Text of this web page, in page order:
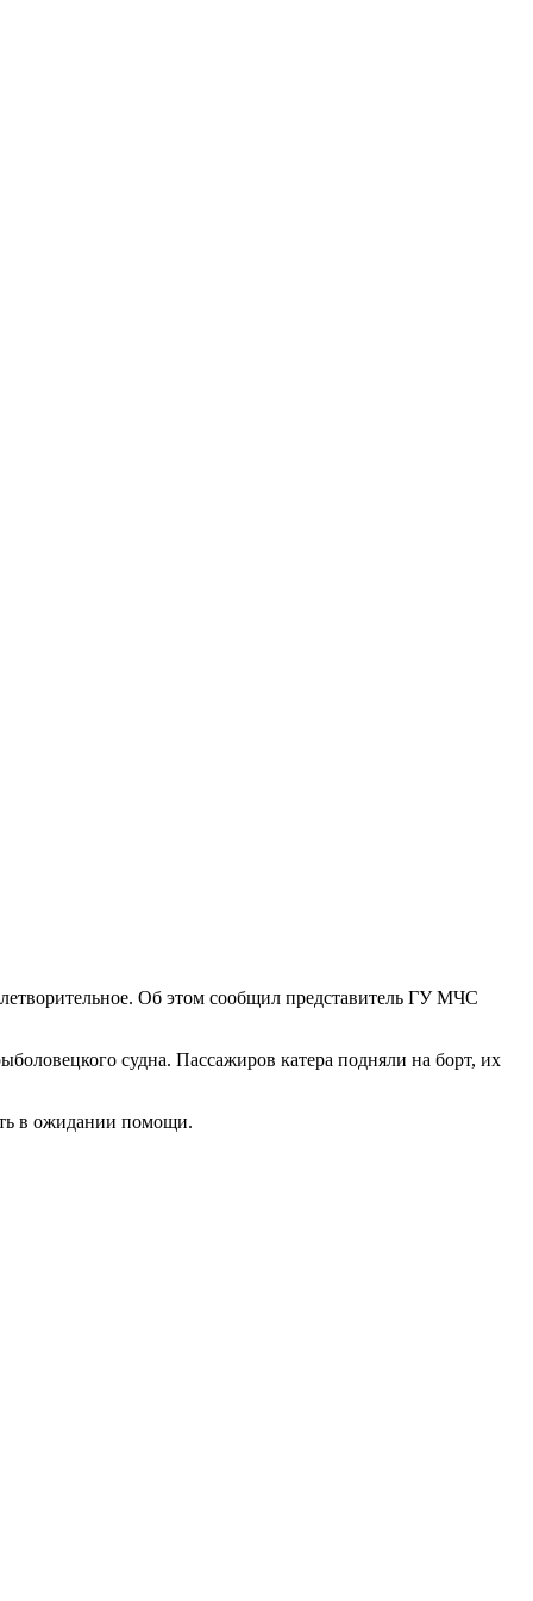
Об этом сообщил представитель ГУ МЧС
судна. Пассажиров катера подняли на борт, их
в ожидании помощи.